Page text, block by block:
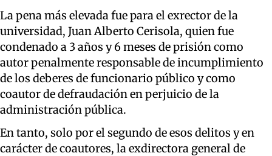
La pena más elevada fue para el exrector de la
universidad, Juan Alberto Cerisola, quien fue
condenado a 3 años y 6 meses de prisión como
autor penalmente responsable de incumplimiento
de los deberes de funcionario público y como
coautor de defraudación en perjuicio de la
administración pública.
En tanto, solo por el segundo de esos delitos y en
carácter de coautores, la exdirectora general de